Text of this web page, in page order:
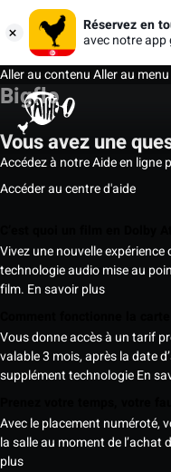
Réservez en
avec notre
Aller au contenuAller au menu
Bigflo
Vous avez une
Accédez à notre Aide en ligne
Accéder au centre d'aide
Vivez une nouvelle
technologie audio mise au
film. En savoir plus
Vous donne accès à un tarif
valable 3 mois, après la date
supplément technologieEn
Avec le placement numéroté,
la salle au moment de l’achat
plus